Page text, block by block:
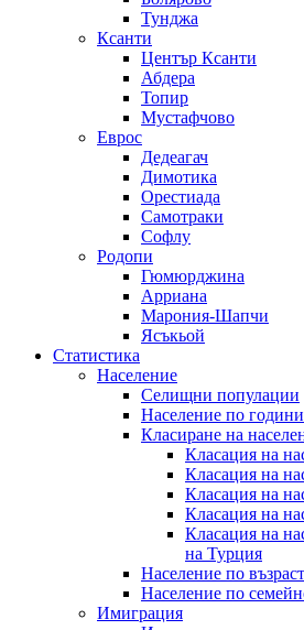
Тунджа
Ксанти
Център Ксанти
Абдера
Топир
Мустафчово
Еврос
Дедеагач
Димотика
Орестиада
Самотраки
Софлу
Родопи
Гюмюрджина
Арриана
Марония-Шапчи
Ясъкьой
Статистика
Население
Селищни популации
Население по години
Класиране на
Класация на
Класация на
Класация на
Класация на
Класация на
на Турция
Население по
Население по
Имиграция